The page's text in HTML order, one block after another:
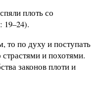
плоть со
19–24).
по духу и поступать
и похотями.
законов плоти и